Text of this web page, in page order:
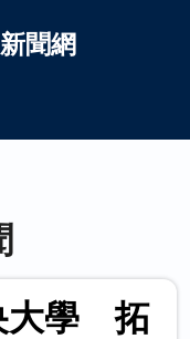
新聞網
大學 拓